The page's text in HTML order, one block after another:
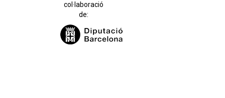
col·laboració
de: